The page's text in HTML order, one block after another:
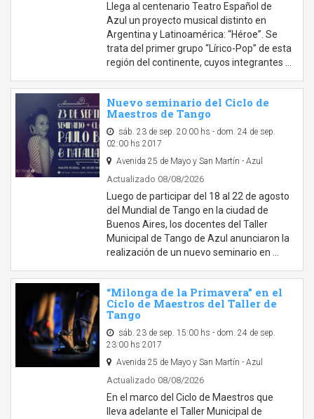
Llega al centenario Teatro Español de
Azul un proyecto musical distinto en
Argentina y Latinoamérica: “​Héroe”. Se
trata del primer grupo “Lírico-Pop” de esta
región del continente, cuyos integrantes …
Nuevo seminario del Ciclo de
Maestros de Tango
sáb. 23 de sep. 20:00 hs - dom. 24 de sep.
02:00 hs 2017
Avenida 25 de Mayo y San Martín - Azul
Actualizado 08/08/2026
Luego de participar del 18 al 22 de agosto
del Mundial de Tango en la ciudad de
Buenos Aires, los docentes del Taller
Municipal de Tango de Azul anunciaron la
realización de un nuevo seminario en …
“Milonga de la Primavera” en el
Ciclo de Maestros del Taller de
Tango
sáb. 23 de sep. 15:00 hs - dom. 24 de sep.
23:00 hs 2017
Avenida 25 de Mayo y San Martín - Azul
Actualizado 08/08/2026
En el marco del Ciclo de Maestros que
lleva adelante el Taller Municipal de